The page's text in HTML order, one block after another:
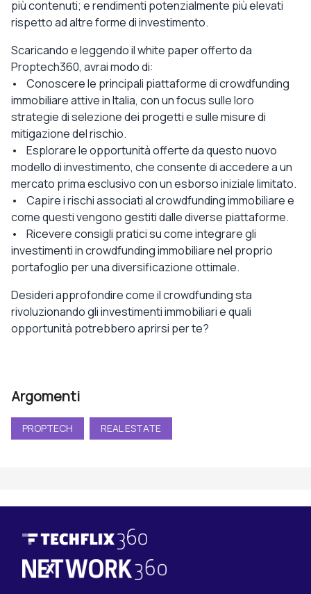
più contenuti; e rendimenti potenzialmente più elevati
rispetto ad altre forme di investimento.
Scaricando e leggendo il white paper offerto da
Proptech360, avrai modo di:
• Conoscere le principali piattaforme di crowdfunding
immobiliare attive in Italia, con un focus sulle loro
strategie di selezione dei progetti e sulle misure di
mitigazione del rischio.
• Esplorare le opportunità offerte da questo nuovo
modello di investimento, che consente di accedere a un
mercato prima esclusivo con un esborso iniziale limitato.
• Capire i rischi associati al crowdfunding immobiliare e
come questi vengono gestiti dalle diverse piattaforme.
• Ricevere consigli pratici su come integrare gli
investimenti in crowdfunding immobiliare nel proprio
portafoglio per una diversificazione ottimale.
Desideri approfondire come il crowdfunding sta
rivoluzionando gli investimenti immobiliari e quali
opportunità potrebbero aprirsi per te?
Argomenti
PROPTECH REAL ESTATE